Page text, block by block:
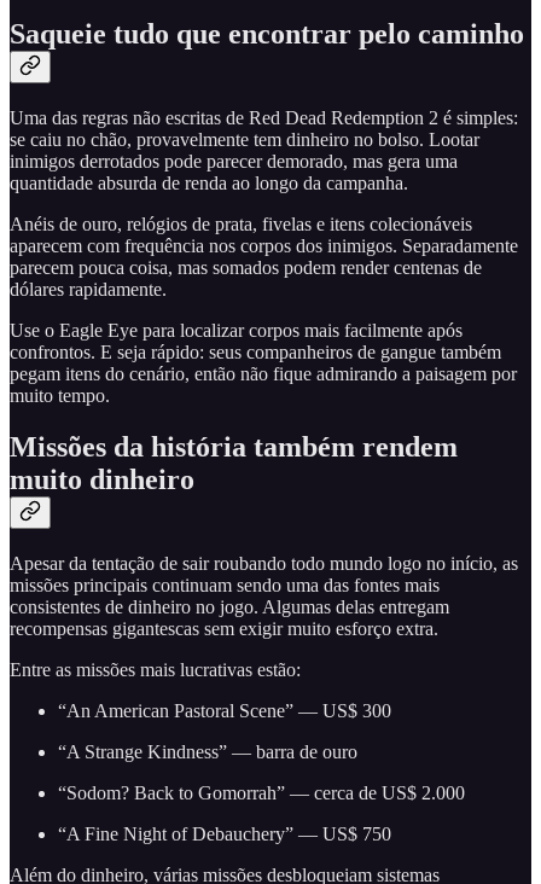
Saqueie tudo que encontrar pelo caminho
Uma das regras não escritas de Red Dead Redemption 2 é simples:
se caiu no chão, provavelmente tem dinheiro no bolso. Lootar
inimigos derrotados pode parecer demorado, mas gera uma
quantidade absurda de renda ao longo da campanha.
Anéis de ouro, relógios de prata, fivelas e itens colecionáveis
aparecem com frequência nos corpos dos inimigos. Separadamente
parecem pouca coisa, mas somados podem render centenas de
dólares rapidamente.
Use o Eagle Eye para localizar corpos mais facilmente após
confrontos. E seja rápido: seus companheiros de gangue também
pegam itens do cenário, então não fique admirando a paisagem por
muito tempo.
Missões da história também rendem
muito dinheiro
Apesar da tentação de sair roubando todo mundo logo no início, as
missões principais continuam sendo uma das fontes mais
consistentes de dinheiro no jogo. Algumas delas entregam
recompensas gigantescas sem exigir muito esforço extra.
Entre as missões mais lucrativas estão:
“An American Pastoral Scene” — US$ 300
“A Strange Kindness” — barra de ouro
“Sodom? Back to Gomorrah” — cerca de US$ 2.000
“A Fine Night of Debauchery” — US$ 750
Além do dinheiro, várias missões desbloqueiam sistemas